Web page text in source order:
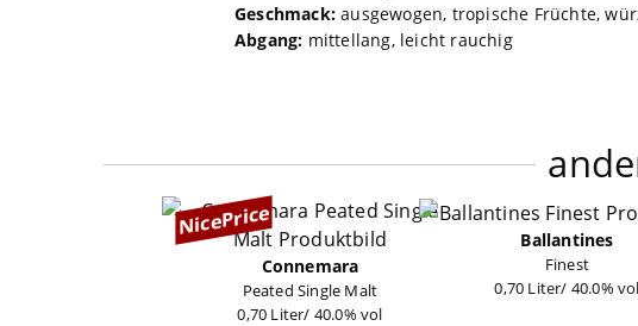
Geschmack: ausgewogen, tropische Früchte,
Abgang: mittellang, leicht rauchig
NicePrice
Connemara
Peated Single Malt
0,70 Liter/ 40.0% vol
Ballantines
Finest
0,70 Liter/ 40.0% vol